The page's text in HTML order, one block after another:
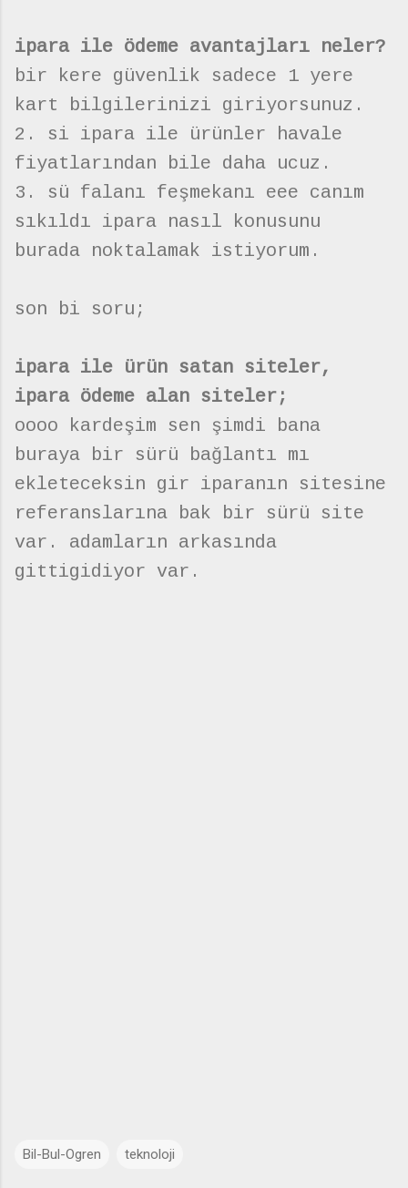
ipara ile ödeme avantajları neler?
bir kere güvenlik sadece 1 yere
kart bilgilerinizi giriyorsunuz.
2. si ipara ile ürünler havale
fiyatlarından bile daha ucuz.
3. sü falanı feşmekanı eee canım
sıkıldı ipara nasıl konusunu
burada noktalamak istiyorum.
son bi soru;
ipara ile ürün satan siteler,
ipara ödeme alan siteler;
oooo kardeşim sen şimdi bana
buraya bir sürü bağlantı mı
ekleteceksin gir iparanın sitesine
referanslarına bak bir sürü site
var. adamların arkasında
gittigidiyor var.
Bil-Bul-Ogren teknoloji